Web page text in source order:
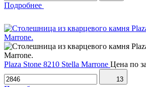
Подробнее
Plaza Stone 8210 Stella Marrone Цена по
13